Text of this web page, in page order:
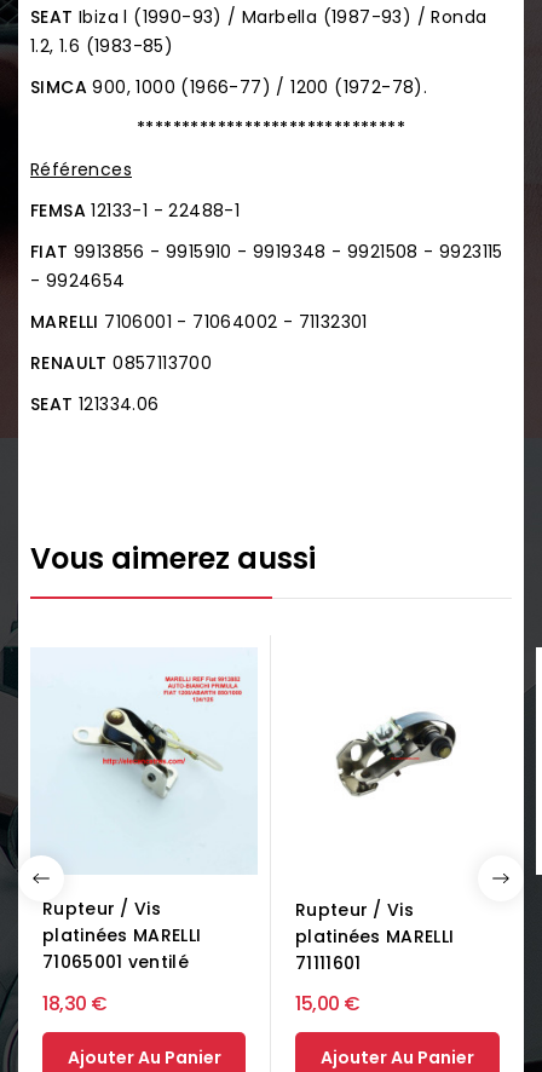
SEAT Ibiza l (1990-93) / Marbella (1987-93) / Ronda
1.2, 1.6 (1983-85)
SIMCA900, 1000 (1966-77) / 1200 (1972-78).
******************************
Références
FEMSA 12133-1 - 22488-1
FIAT 9913856 - 9915910 - 9919348 - 9921508 - 9923115
- 9924654
MARELLI 7106001 - 71064002 - 71132301
RENAULT 0857113700
SEAT 121334.06
Vous aimerez aussi
Rupteur / Vis
platinées MARELLI
71065001 ventilé
18,30 €
Ajouter Au Panier
Rupteur / Vis
platinées MARELLI
71111601
15,00 €
Ajouter Au Panier